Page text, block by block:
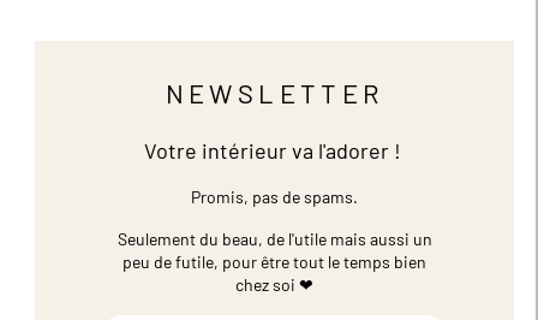
NEWSLETTER
Votre intérieur va l'adorer !
Promis, pas de spams.
Seulement du beau, de l'utile mais aussi un
peu de futile, pour être tout le temps bien
chez soi ❤